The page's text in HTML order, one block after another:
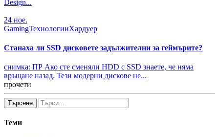
Design...
24 ное.
GamingТехнологииХардуер
Станаха ли SSD дисковете задължителни за геймърите?
снимка: ПР Ако сте сменяли HDD с SSD знаете, че няма
връщане назад. Тези модерни дискове не...
прочети
Търсене
Теми